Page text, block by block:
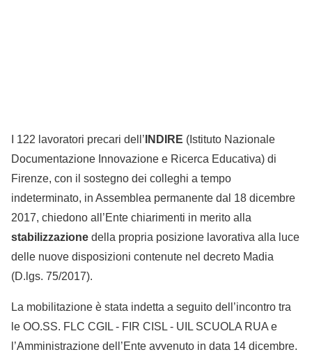
I 122 lavoratori precari dell’ INDIRE (Istituto Nazionale
Documentazione Innovazione e Ricerca Educativa) di
Firenze, con il sostegno dei colleghi a tempo
indeterminato, in Assemblea permanente dal 18 dicembre
2017, chiedono all’Ente chiarimenti in merito alla
stabilizzazione della propria posizione lavorativa alla luce
delle nuove disposizioni contenute nel decreto Madia
(D.lgs. 75/2017).
La mobilitazione è stata indetta a seguito dell’incontro tra
le OO.SS. FLC CGIL - FIR CISL - UIL SCUOLA RUA e
l’Amministrazione dell’Ente avvenuto in data 14 dicembre.